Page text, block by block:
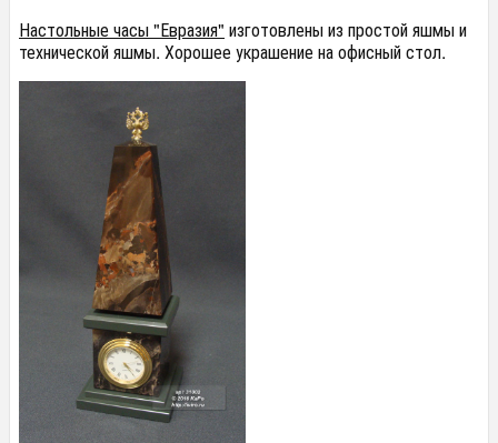
Настольные часы "Евразия" изготовлены из простой яшмы и
технической яшмы. Хорошее украшение на офисный стол.